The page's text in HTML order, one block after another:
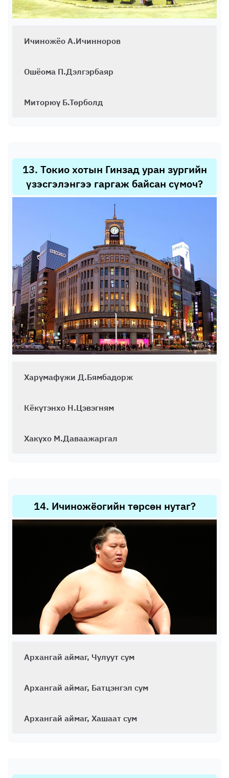
Ичиножёо А.Ичинноров
Ошёома П.Дэлгэрбаяр
Миторюү Б.Төрболд
13. Токио хотын Гинзад уран зургийн
үзэсгэлэнгээ гаргаж байсан сүмоч?
Харүмафүжи Д.Бямбадорж
Кёкүтэнхо Н.Цэвэгням
Хакүхо М.Даваажаргал
14. Ичиножёогийн төрсөн нутаг?
Архангай аймаг, Чулуут сум
Архангай аймаг, Батцэнгэл сум
Архангай аймаг, Хашаат сум